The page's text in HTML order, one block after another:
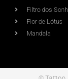
Filtro dos
Flor de Lótus
Mandala